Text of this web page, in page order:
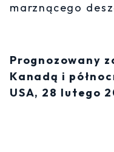
marznącego
Prognozowany
Kanadą i
USA, 28 lutego